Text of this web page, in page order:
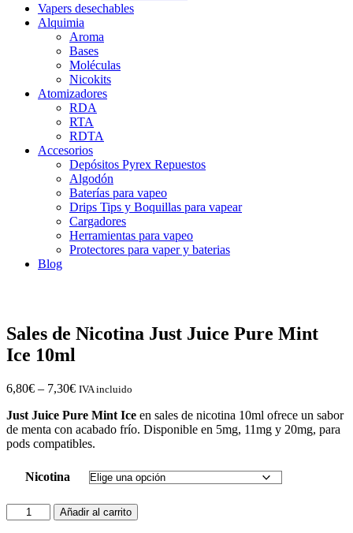
Vapers desechables
Alquimia
Aroma
Bases
Moléculas
Nicokits
Atomizadores
RDA
RTA
RDTA
Accesorios
Depósitos Pyrex Repuestos
Algodón
Baterías para vapeo
Drips Tips y Boquillas para vapear
Cargadores
Herramientas para vapeo
Protectores para vaper y baterias
Blog
Sales de Nicotina Just Juice Pure Mint
Ice 10ml
6,80€ – 7,30€ IVA incluido
Just Juice Pure Mint Ice en sales de nicotina 10ml ofrece un sabor
de menta con acabado frío. Disponible en 5mg, 11mg y 20mg, para
pods compatibles.
Nicotina
Sales
de
Añadir al carrito